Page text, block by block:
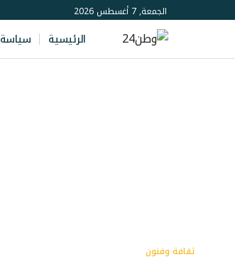
الجمعة, 7 أغسطس 2026
الرئيسية سياسة
ثقافة وفنون